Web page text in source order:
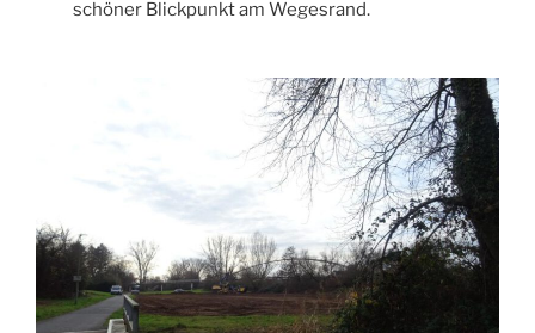
schöner Blickpunkt am Wegesrand.